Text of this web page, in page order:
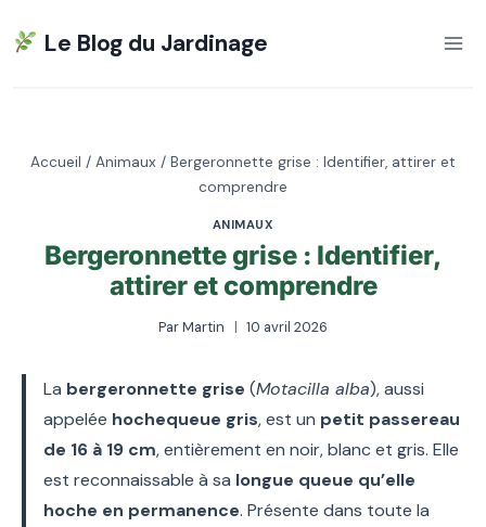
au
Le Blog du Jardinage
Accueil / Animaux / Bergeronnette grise : Identifier, attirer et
comprendre
ANIMAUX
Bergeronnette grise : Identifier,
attirer et comprendre
ParMartin 10 avril 2026
La bergeronnette grise (Motacilla alba), aussi
appelée hochequeue gris, est un petit passereau
de 16 à 19 cm, entièrement en noir, blanc et gris. Elle
est reconnaissable à sa longue queue qu’elle
hoche en permanence. Présente dans toute la